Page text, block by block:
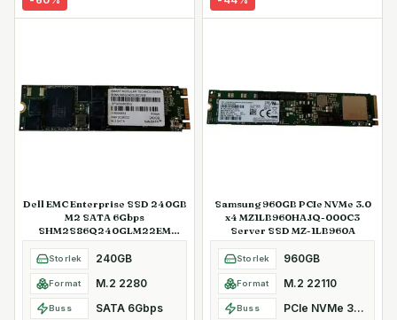
Dell EMC Enterprise SSD 240GB
M2 SATA 6Gbps
SHM2S86Q240GLM22EM
Kioxia SafeDATA
Storlek 240GB
Format M.2 2280
Buss SATA 6Gbps
Samsung 960GB PCIe NVMe 3.0
x4 MZ1LB960HAJQ-000C3
Server SSD MZ-1LB960A
Storlek 960GB
Format M.2 22110
Buss PCIe NVMe 3.0 x4